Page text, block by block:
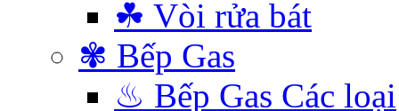
☘ Vòi rửa bát
✾ Bếp Gas
♨ Bếp Gas Các loại